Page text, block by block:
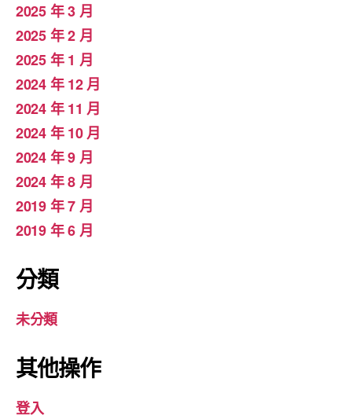
2025 年 3 月
2025 年 2 月
2025 年 1 月
2024 年 12 月
2024 年 11 月
2024 年 10 月
2024 年 9 月
2024 年 8 月
2019 年 7 月
2019 年 6 月
分類
未分類
其他操作
登入